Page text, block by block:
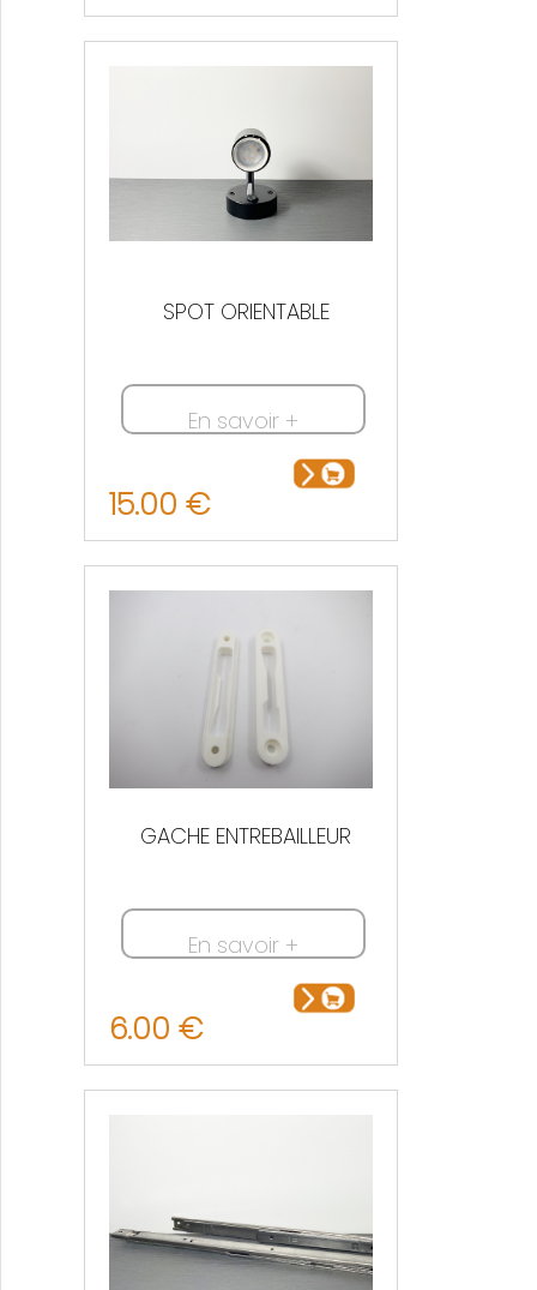
SPOT ORIENTABLE
En savoir +
15.00 €
GACHE ENTREBAILLEUR
En savoir +
6.00 €